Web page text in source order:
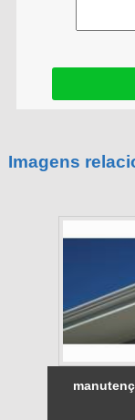
Imagens